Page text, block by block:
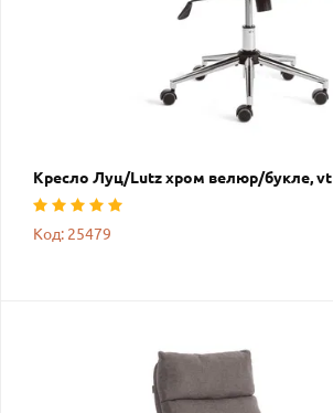
Кресло Луц/Lutz хром велюр/букле,
Код: 25479